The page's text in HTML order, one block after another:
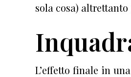
sola cosa)
L’effetto finale in